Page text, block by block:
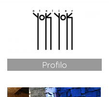
Profilo